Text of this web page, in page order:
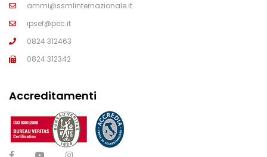
ammi@ssmlinternazionale.it
ipsef@pec.it
0824 312463
0824 312342
Accreditamenti